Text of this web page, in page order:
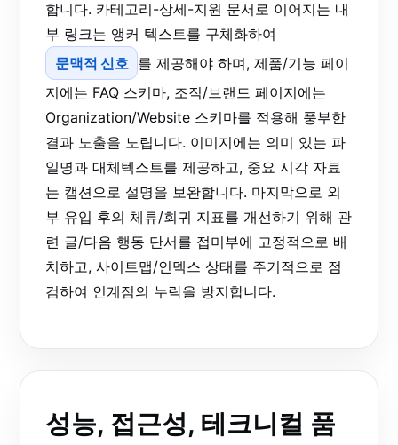
합니다. 카테고리-상세-지원 문서로 이어지는 내
부 링크는 앵커 텍스트를 구체화하여
문맥적 신호 를 제공해야 하며, 제품/기능 페이
지에는 FAQ 스키마, 조직/브랜드 페이지에는
Organization/Website 스키마를 적용해 풍부한
결과 노출을 노립니다. 이미지에는 의미 있는 파
일명과 대체텍스트를 제공하고, 중요 시각 자료
는 캡션으로 설명을 보완합니다. 마지막으로 외
부 유입 후의 체류/회귀 지표를 개선하기 위해 관
련 글/다음 행동 단서를 접미부에 고정적으로 배
치하고, 사이트맵/인덱스 상태를 주기적으로 점
검하여 인계점의 누락을 방지합니다.
성능, 접근성, 테크니컬 품